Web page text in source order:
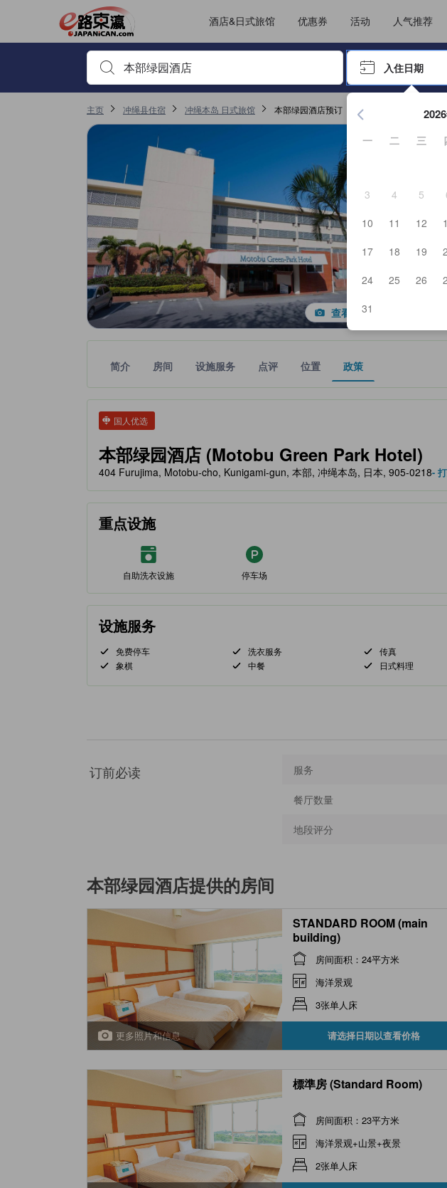
酒店&日式旅馆 优惠券 活动 人气推荐
输入住宿名或关键词以搜索，使用箭头或 tab 键以移动，点击 Enter 键以选择
入住日期
按 Enter 键开始浏览
一 二 三
3
4 5
10
11 12
17
18 19
24
25 26
31
主页 冲绳县住宿 冲绳本岛 日式旅馆 本部绿园酒店预订
查看全部图片
简介 房间 设施服务 点评 位置 政策
国人优选
tooltip
本部绿园酒店 (Motobu Green Park Hotel)
tooltip
金色星星表示的等级信息由合作第三方平台提供，仅作为住宿舒适度、设施服务
404 Furujima, Motobu-cho, Kunigami-gun, 本部, 冲绳本岛, 日本, 905-0218-
重点设施
自助洗衣设施 停车场
设施服务
免费停车 洗衣服务 传真
象棋
中餐 日式料理
订前必读 服务
餐厅数量
地段评分
本部绿园酒店提供的房间
更多照片和信息
STANDARD ROOM (main
building)
房间面积：24平方米
海洋景观
3张单人床
请选择日期以查看价格
標準房 (Standard Room)
房间面积：23平方米
海洋景观+山景+夜景
2张单人床
JAPANiCAN上的点评均来自于真实用户，个人评价在完成预订和入住后才能顺利提交，从而确保了点
服务评分 3.9，满分 5，是冲绳本岛的高分
房间舒适度评分 3.3，满分 5，是冲绳本岛的高分
其它设施服务评分 3，满分 5，是冲绳本岛的高分
位置评分 2.9，满分 5，是冲绳本岛的高分